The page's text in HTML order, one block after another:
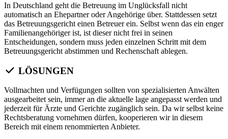
In Deutschland geht die Betreuung im Unglücksfall nicht
automatisch an Ehepartner oder Angehörige über. Stattdessen setzt
das Betreuungsgericht einen Betreuer ein. Selbst wenn das ein enger
Familienangehöriger ist, ist dieser nicht frei in seinen
Entscheidungen, sondern muss jeden einzelnen Schritt mit dem
Betreuungsgericht abstimmen und Rechenschaft ablegen.
LÖSUNGEN
Vollmachten und Verfügungen sollten von spezialisierten Anwälten
ausgearbeitet sein, immer an die aktuelle lage angepasst werden und
jederzeit für Ärzte und Gerichte zugänglich sein. Da wir selbst keine
Rechtsberatung vornehmen dürfen, kooperieren wir in diesem
Bereich mit einem renommierten Anbieter.